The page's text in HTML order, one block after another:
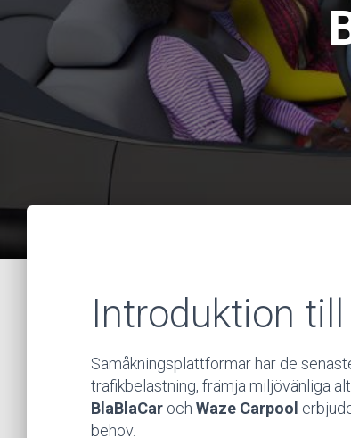
Introduktion
Samåkningsplattformar har de
trafikbelastning, främja miljövänliga
BlaBlaCar och Waze Carpool
behov.